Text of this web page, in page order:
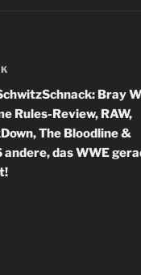
Bray
Rules-Review, RAW,
The Bloodline &
andere, das WWE